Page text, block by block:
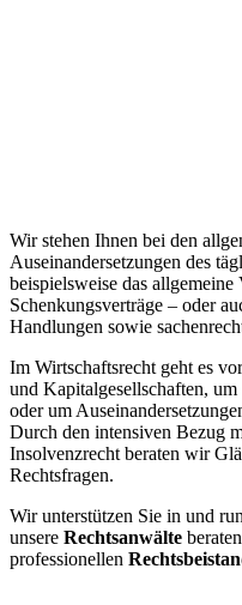
Wir stehen Ihnen bei den
Auseinandersetzungen des
beispielsweise das
Schenkungsverträge – oder
Handlungen sowie
Im Wirtschaftsrecht geht es
und Kapitalgesellschaften,
oder um
Durch den intensiven Bezug
Insolvenzrecht beraten wir
Rechtsfragen.
Wir unterstützen Sie in und
unsere Rechtsanwälte
professionellen